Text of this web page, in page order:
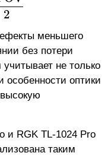
2
меньшего
без потери
не только
особенности оптики
и RGK TL-1024 Pro
таким